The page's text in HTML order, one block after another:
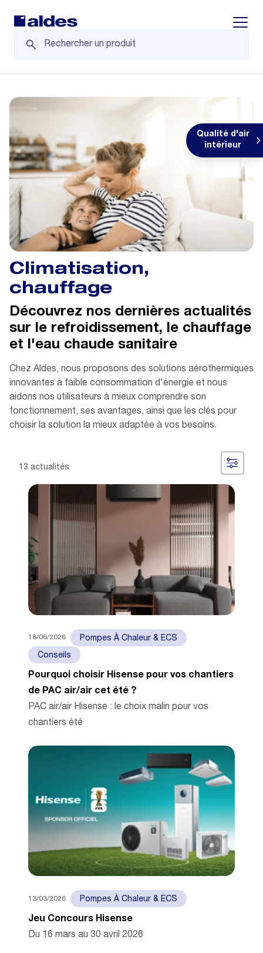
Qualité d'air
intérieur
Climatisation,
chauffage
Découvrez nos dernières actualités
sur le refroidissement, le chauffage
et l'eau chaude sanitaire
Chez Aldes, nous proposons des solutions aérothermiques
innovantes à faible consommation d'énergie et nous
aidons nos utilisateurs à mieux comprendre son
fonctionnement, ses avantages, ainsi que les clés pour
choisir la solution la mieux adaptée à vos besoins.
13 actualités
18/06/2026 Pompes À Chaleur & ECS
Conseils
Pourquoi choisir Hisense pour vos chantiers
de PAC air/air cet été ?
PAC air/air Hisense : le choix malin pour vos
chantiers été
13/03/2026 Pompes À Chaleur & ECS
Jeu Concours Hisense
Du 16 mars au 30 avril 2026